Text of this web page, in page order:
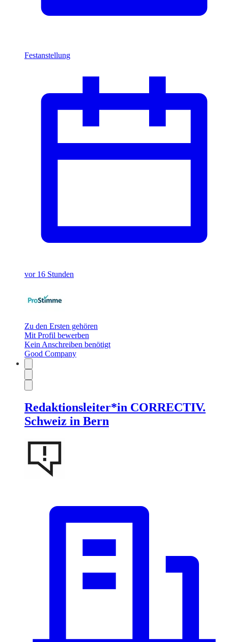
Festanstellung
vor 16 Stunden
Zu den Ersten gehören
Mit Profil bewerben
Kein Anschreiben benötigt
Good Company
Redaktionsleiter*in CORRECTIV.
Schweiz in Bern